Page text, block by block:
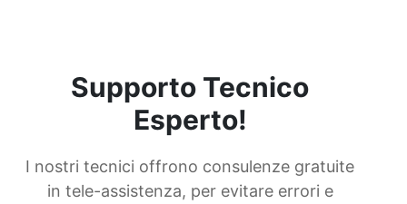
Supporto Tecnico
Esperto!
I nostri tecnici offrono consulenze gratuite
in tele-assistenza, per evitare errori e